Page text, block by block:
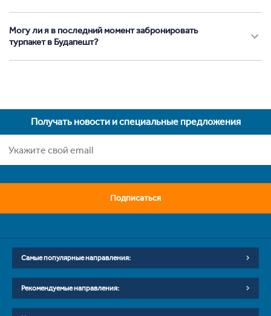
Могу ли я в последний момент забронировать
турпакет в Будапешт?
Получать новости и специальные предложения
Подписаться
Самые популярные направления:
Рекомендуемые направления: